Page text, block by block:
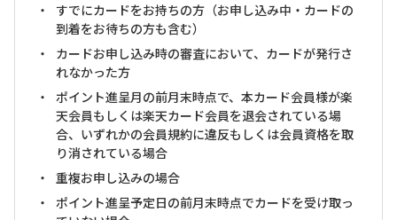
すでにカードをお持ちの方（お申し込み中・カードの
到着をお待ちの方も含む）
カードお申し込み時の審査において、カードが発行さ
れなかった方
ポイント進呈月の前月末時点で、本カード会員様が楽
天会員もしくは楽天カード会員を退会されている場
合、いずれかの会員規約に違反もしくは会員資格を取
り消されている場合
重複お申し込みの場合
ポイント進呈予定日の前月末時点でカードを受け取っ